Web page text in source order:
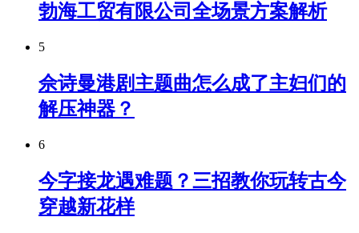
勃海工贸有限公司全场景方案解析
5
佘诗曼港剧主题曲怎么成了主妇们的
解压神器？
6
今字接龙遇难题？三招教你玩转古今
穿越新花样